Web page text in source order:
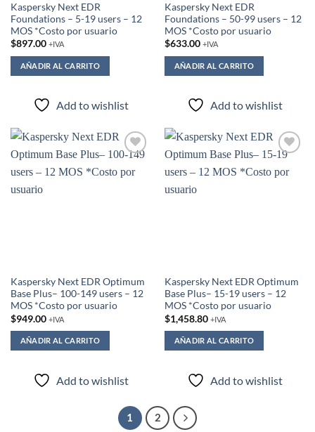
Kaspersky Next EDR
Foundations – 5-19 users – 12
MOS *Costo por usuario
$897.00 +IVA
AÑADIR AL CARRITO
Add to wishlist
Kaspersky Next EDR
Foundations – 50-99 users – 12
MOS *Costo por usuario
$633.00 +IVA
AÑADIR AL CARRITO
Add to wishlist
wishlist
Kaspersky Next EDR Optimum
Base Plus– 100-149 users – 12
MOS *Costo por usuario
$949.00 +IVA
AÑADIR AL CARRITO
Add to wishlist
wishlist
Kaspersky Next EDR Optimum
Base Plus– 15-19 users – 12
MOS *Costo por usuario
$1,458.80 +IVA
AÑADIR AL CARRITO
Add to wishlist
1 2